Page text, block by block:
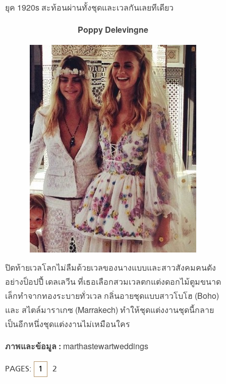
ยุค 1920s สะท้อนผ่านทั้งชุดและเวลกันเลยทีเดียว
Poppy Delevingne
ปิดท้ายเวลโลกไม่ลืมด้วยเวลของนางแบบและสาวสังคมคนดัง
อย่างป็อปปี้ เดลเลวีน ที่เธอเลือกสวมเวลตกแต่งดอกไม้ตูมขนาด
เล็กทำจากทองระบายทั่วเวล กลิ่นอายชุดแบบสาวโบโฮ (Boho)
และ สไตล์มาราเกซ (Marrakech) ทำให้ชุดแต่งงานชุดนี้กลาย
เป็นอีกหนึ่งชุดแต่งงานไม่เหมือนใคร
ภาพและข้อมูล : marthastewartweddings
PAGES: 1 2